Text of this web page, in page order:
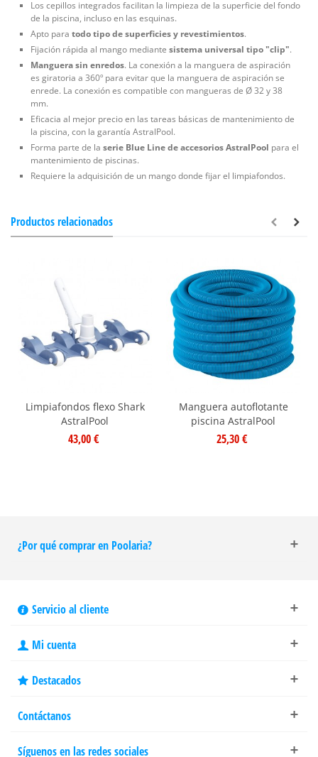
Los cepillos integrados facilitan la limpieza de la superficie del fondo
de la piscina, incluso en las esquinas.
Apto para todo tipo de superficies y revestimientos.
Fijación rápida al mango mediante sistema universal tipo "clip".
Manguera sin enredos. La conexión a la manguera de aspiración
es giratoria a 360º para evitar que la manguera de aspiración se
enrede. La conexión es compatible con mangueras de Ø 32 y 38
mm.
Eficacia al mejor precio en las tareas básicas de mantenimiento de
la piscina, con la garantía AstralPool.
Forma parte de la serie Blue Line de accesorios AstralPool para el
mantenimiento de piscinas.
Requiere la adquisición de un mango donde fijar el limpiafondos.
Productos relacionados
Limpiafondos flexo Shark
AstralPool
43,00 €
Manguera autoflotante
piscina AstralPool
25,30 €
¿Por qué comprar en Poolaria?
Servicio al cliente
Mi cuenta
Destacados
Contáctanos
Síguenos en las redes sociales